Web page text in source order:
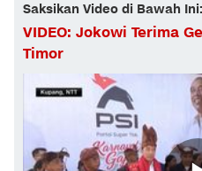
Saksikan Video di Bawah Ini:
VIDEO: Jokowi Terima
Timor